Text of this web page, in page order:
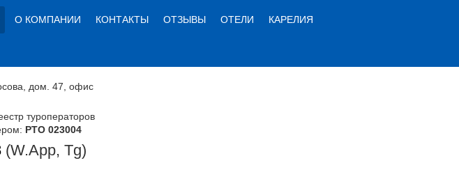
О КОМПАНИИ КОНТАКТЫ ОТЗЫВЫ ОТЕЛИ КАРЕЛИЯ
дом. 47, офис
туроператоров
РТО 023004
(W.App, Tg)